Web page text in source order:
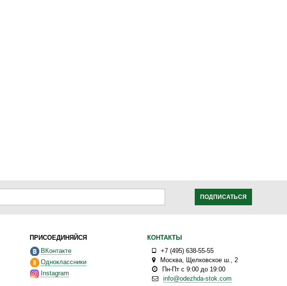
ПОДПИСАТЬСЯ
ПРИСОЕДИНЯЙСЯ
ВКонтакте
Одноклассники
Instagram
КОНТАКТЫ
+7 (495) 638-55-55
Москва, Щелковское ш., 2
Пн-Пт с 9:00 до 19:00
info@odezhda-stok.com